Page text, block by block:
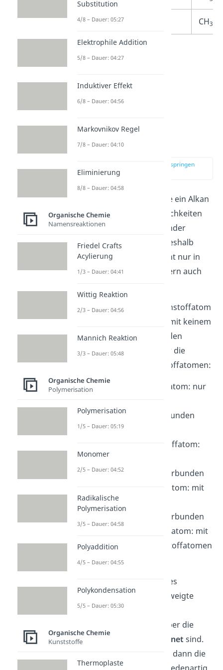
Decan CH3
Verzweigte Alkane
zur Stelle im Video springen
(02:45)
Je mehr Kohlenstoffatome ein Alkan
besitzt, desto mehr Möglichkeiten
gibt es, wie diese miteinander
verknüpft sein können. Deshalb
kommen Alkane auch nicht nur in
linearen Ketten vor, sondern auch
Hier kann dann ein Kohlenstoffatom
auch nur mit einem oder mit keinem
Wasserstoffatom verbunden
vorliegen. Generell gilt für die
Benennung von Kohlenstoffatomen:
primäres
Kohlenstoffatom: nur
Kohlenstoffatom verbunden
(endständig)
Kohlenstoffatom:
mit zwei weiteren
Kohlenstoffatomen verbunden
Kohlenstoffatom: mit
drei weiteren
Kohlenstoffatomen verbunden
Kohlenstoffatom: mit
vier weiteren Kohlenstoffatomen
verbunden
Bei Verzweigungen kann es
passieren, dass zwei verzweigte
Alkane zwar die
haben, aber die
Moleküle
anders angeordnet sind.
Genauer gesagt, sind hier dann die
Substitution
4/8 – Dauer: 05:27
Elektrophile Addition
5/8 – Dauer: 04:27
Induktiver Effekt
6/8 – Dauer: 04:56
Markovnikov Regel
7/8 – Dauer: 04:10
Eliminierung
8/8 – Dauer: 04:58
Organische Chemie
Namensreaktionen
Friedel Crafts
Acylierung
1/3 – Dauer: 04:41
Wittig Reaktion
2/3 – Dauer: 04:56
Mannich Reaktion
3/3 – Dauer: 05:48
Organische Chemie
Polymerisation
Polymerisation
1/5 – Dauer: 05:19
Monomer
2/5 – Dauer: 04:52
Radikalische
Polymerisation
3/5 – Dauer: 04:58
Polyaddition
4/5 – Dauer: 04:55
Polykondensation
5/5 – Dauer: 05:30
Organische Chemie
Kunststoffe
Thermoplaste